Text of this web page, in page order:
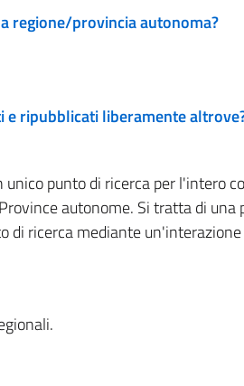
regione/provincia autonoma?
e ripubblicati liberamente
punto di ricerca per l'intero
autonome. Si tratta di una
ricerca mediante